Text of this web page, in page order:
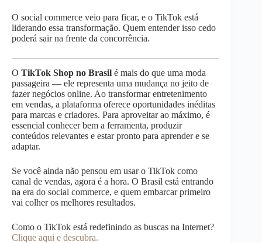
O social commerce veio para ficar, e o TikTok está
liderando essa transformação. Quem entender isso cedo
poderá sair na frente da concorrência.
O TikTok Shop no Brasil é mais do que uma moda
passageira — ele representa uma mudança no jeito de
fazer negócios online. Ao transformar entretenimento
em vendas, a plataforma oferece oportunidades inéditas
para marcas e criadores. Para aproveitar ao máximo, é
essencial conhecer bem a ferramenta, produzir
conteúdos relevantes e estar pronto para aprender e se
adaptar.
Se você ainda não pensou em usar o TikTok como
canal de vendas, agora é a hora. O Brasil está entrando
na era do social commerce, e quem embarcar primeiro
vai colher os melhores resultados.
Como o TikTok está redefinindo as buscas na Internet?
Clique aqui e descubra.